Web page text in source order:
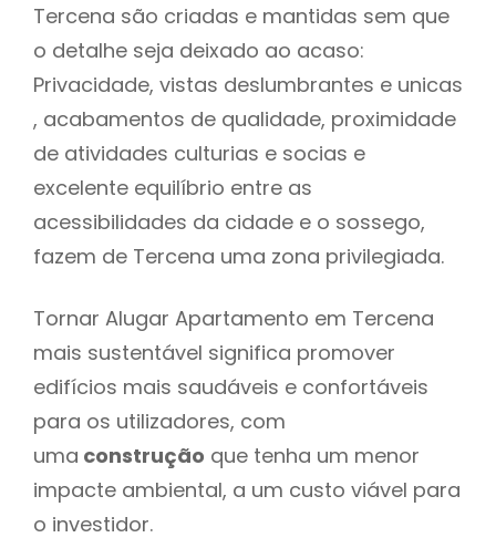
Tercena são criadas e mantidas sem que
o detalhe seja deixado ao acaso:
Privacidade, vistas deslumbrantes e unicas
, acabamentos de qualidade, proximidade
de atividades culturias e socias e
excelente equilíbrio entre as
acessibilidades da cidade e o sossego,
fazem de Tercena uma zona privilegiada.
Tornar Alugar Apartamento em Tercena
mais sustentável significa promover
edifícios mais saudáveis e confortáveis
para os utilizadores, com
uma construção que tenha um menor
impacte ambiental, a um custo viável para
o investidor.